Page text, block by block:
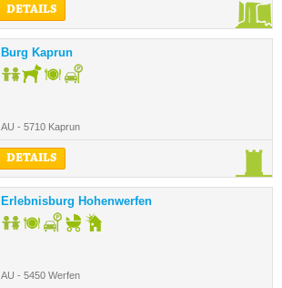
DETAILS
Burg Kaprun
AU - 5710 Kaprun
DETAILS
Erlebnisburg Hohenwerfen
AU - 5450 Werfen